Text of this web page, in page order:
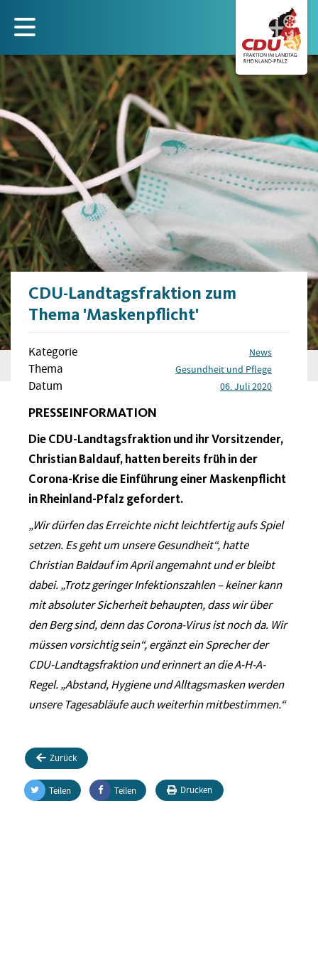
zum
Inhalt
CDU-Landtagsfraktion zum
Thema 'Maskenpflicht'
Kategorie News
Thema Gesundheit und Pflege
Datum 06. Juli 2020
PRESSEINFORMATION
Die CDU-Landtagsfraktion und ihr Vorsitzender,
Christian Baldauf, hatten bereits früh in der
Corona-Krise die Einführung einer Maskenpflicht
in Rheinland-Pfalz gefordert.
„Wir dürfen das Erreichte nicht leichtfertig aufs Spiel
setzen. Es geht um unsere Gesundheit“, hatte
Christian Baldauf im April angemahnt und er bleibt
dabei. „Trotz geringer Infektionszahlen – keiner kann
mit absoluter Sicherheit behaupten, dass wir über
den Berg sind, denn das Corona-Virus ist noch da. Wir
müssen vorsichtig sein“, ergänzt ein Sprecher der
CDU-Landtagsfraktion und erinnert an die A-H-A-
Regel. „Abstand, Hygiene und Alltagsmasken werden
unsere Tagesabläufe auch weiterhin mitbestimmen.“
Zurück
Teilen Teilen Drucken